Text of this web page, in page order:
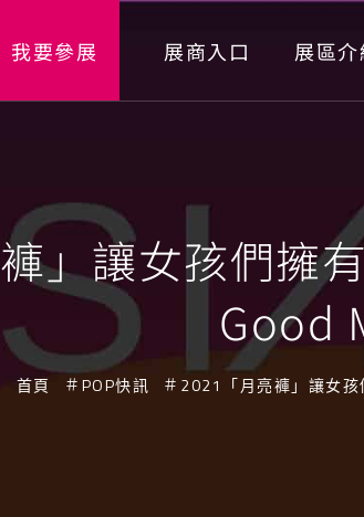
我要參展 展商入口 展區介
」讓女孩們擁
Good
首頁 POP快訊 2021「月亮褲」讓女孩